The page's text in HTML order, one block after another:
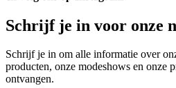
Schrijf je in voor onze
Schrijf je in om alle informatie over
producten, onze modeshows en onze
ontvangen.